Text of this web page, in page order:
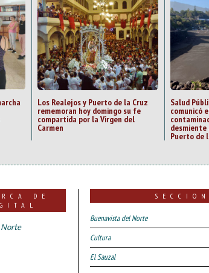
Los Realejos y Puerto de la Cruz
rememoran hoy domingo su fe
compartida por la Virgen del
Carmen
Salud
comunicó
Puerto de
DE
Norte
Buenavista del Norte
Cultura
El Sauzal